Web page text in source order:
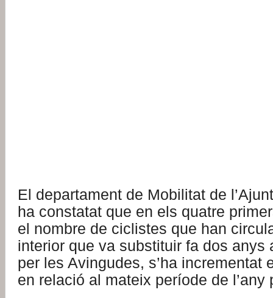
El departament de Mobilitat de
ha constatat que en els quatre
el nombre de ciclistes que han
interior que va substituir fa dos anys
per les Avingudes, s’ha incrementat
en relació al mateix període de l’any